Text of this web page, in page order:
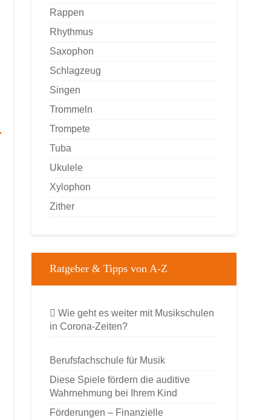
Rappen
Rhythmus
Saxophon
Schlagzeug
Singen
Trommeln
Trompete
Tuba
Ukulele
Xylophon
Zither
Ratgeber & Tipps von A-Z
Wie geht es weiter mit Musikschulen
in Corona-Zeiten?
Berufsfachschule für Musik
Diese Spiele fördern die auditive
Wahrnehmung bei Ihrem Kind
Förderungen – Finanzielle